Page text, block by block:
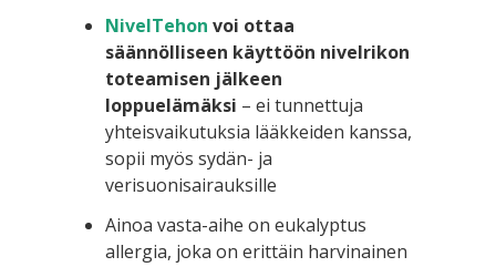
NivelTehon voi ottaa
säännölliseen käyttöön nivelrikon
toteamisen jälkeen
loppuelämäksi – ei tunnettuja
yhteisvaikutuksia lääkkeiden kanssa,
sopii myös sydän- ja
verisuonisairauksille
Ainoa vasta-aihe on eukalyptus
allergia, joka on erittäin harvinainen